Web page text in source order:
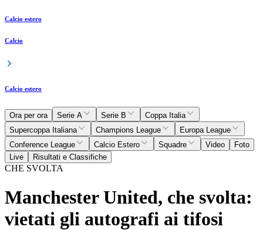
Calcio estero
Calcio
Calcio estero
Ora per ora Serie A Serie B
Coppa Italia
Supercoppa Italiana
Champions League
Europa League
Conference League
Calcio Estero Squadre Video
Foto
Live
Risultati e Classifiche
CHE SVOLTA
Manchester United, che svolta:
vietati gli autografi ai tifosi